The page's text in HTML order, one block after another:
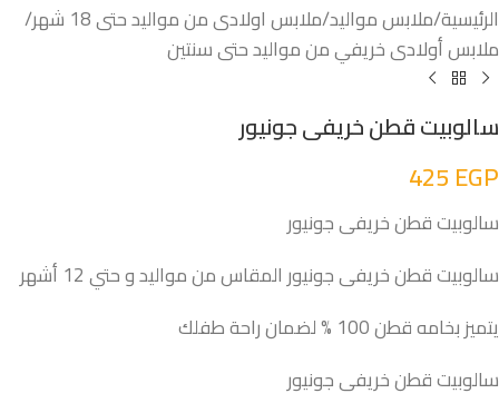
الرئيسية/ملابس مواليد/ملابس اولادى من مواليد حتى 18 شهر
/
ملابس أولادى خريفي من مواليد حتى سنتين
سالوبيت قطن خريفى جونيور
425EGP
سالوبيت قطن خريفى جونيور
سالوبيت قطن خريفى جونيور المقاس من مواليد و حتي 12 أشهر
يتميز بخامه قطن 100 % لضمان راحة طفلك
سالوبيت قطن خريفى جونيور